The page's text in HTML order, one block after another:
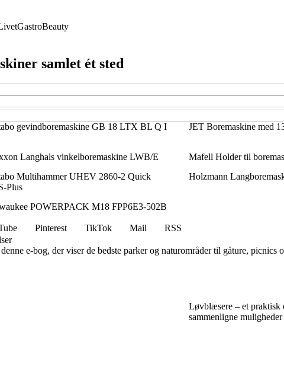
GastroBeauty
samlet ét sted
gevindboremaskine GB 18 LTX BL Q I JET Boremaskine med
Langhals vinkelboremaskine LWB/E Mafell Holder til
Multihammer UHEV 2860-2 Quick
Plus
Holzmann
POWERPACK M18 FPP6E3-502B
Pinterest TikTok Mail
RSS
e-bog, der viser de bedste parker og naturområder til gåture,
Løvblæsere – et
sammenligne muligheder